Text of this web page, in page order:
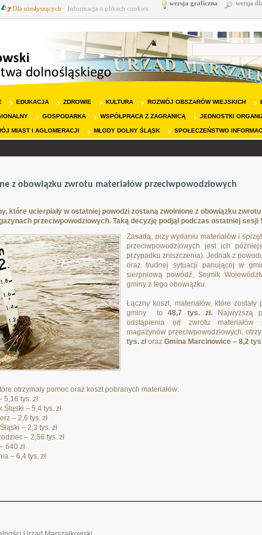
Dla niesłyszących Informacja o plikach cookies
wersja graficzna wersja
EDUKACJA ZDROWIE KULTURA ROZWÓJ OBSZARÓW WIEJSKICH
GOSPODARKA WSPÓŁPRACA Z ZAGRANICĄ JEDNOSTKI
MIAST I AGLOMERACJI MŁODY DOLNY ŚLĄSK SPOŁECZEŃSTWO
z obowiązku zwrotu materiałów przeciwpowodziowych
które ucierpiały w ostatniej powodzi zostaną zwolnione z obowiązku
przeciwpowodziowych. Taką decyzję podjął podczas ostatniej sesji
Zasadą, przy wydaniu materiałów i
przeciwpowodziowych jest ich
przypadku zniszczenia). Jednak z
oraz trudnej sytuacji panującej w
sierpniową powódź, Sejmik
gminy z tego obowiązku.
Łączny koszt, materiałów, które
gminy to 48,7 tys. zł. Najwyższą
odstąpienia od zwrotu materiałów
magazynów przeciwpowodziowych,
tys. złoraz Gmina Marcinowice – 8,2 tys.
otrzymały pomoc oraz koszt pobranych materiałów:
tys. zł
– 5,4 tys. zł
– 2,6 tys. zł
– 2,3 tys. zł
– 2,56 tys. zł
640 zł
– 6,4 tys. zł